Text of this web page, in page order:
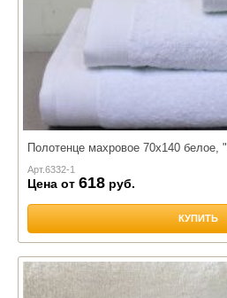
Полотенце махровое 70х140 белое,
Арт.6332-1
Цена от 618 руб.
КУПИТЬ